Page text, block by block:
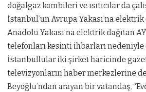
doğalgaz kombileri ve ısıtıcılar da
İstanbul’un Avrupa Yakası’na elektrik
Anadolu Yakası’na elektrik dağıtan
telefonları kesinti ihbarları nedeniyle
İstanbullular iki şirket haricinde
televizyonların haber merkezlerine de
Beyoğlu’ndan arayan bir vatandaş,